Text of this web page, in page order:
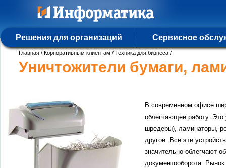
Решения для организаций Сервисное
Главная / Корпоративным клиентам / Техника для бизнеса /
Уничтожители бумаги,
В современном офисе
облегчающее работу.
шредеры), ламинаторы,
другое. Все эти
значительно облегчают
документооборота.